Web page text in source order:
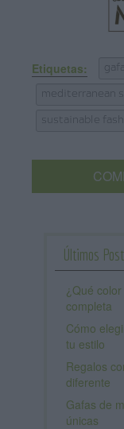
Etiquetas:
mediterranean
sustainable
Últimos
¿Qué
completa
Cómo
tu estilo
Regalos
diferente
Gafas de
únicas